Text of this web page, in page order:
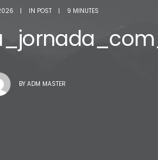
| IN POST | 9 MINUTES
BY ADM MASTER